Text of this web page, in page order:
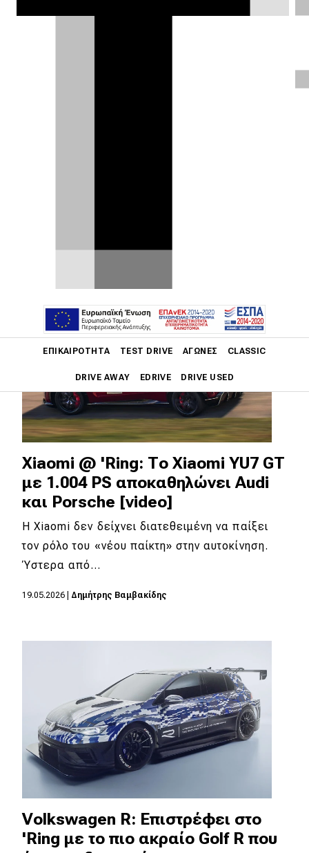
ΕΠΙΚΑΙΡΌΤΗΤΑ TEST DRIVE ΑΓΏΝΕΣ CLASSIC
DRIVE AWAY EDRIVE DRIVE USED
Main navigation
Επικαιρότητα
Νέα μοντέλα
Πρωτότυπα
Ελλάδα
Κόσμος
Τεχνολογία
Ασφάλεια
Απόψεις
Test Drive
Δοκιμή
Αποστολή
Συγκρίνουμε
Αγώνες
Xiaomi @ 'Ring: Το Xiaomi YU7 GT
με 1.004 PS αποκαθηλώνει Audi
και Porsche [video]
Η Xiaomi δεν δείχνει διατεθειμένη να παίξει
τον ρόλο του «νέου παίκτη» στην αυτοκίνηση.
Ύστερα από…
19.05.2026 Δημήτρης Βαμβακίδης
Volkswagen R: Επιστρέφει στο
'Ring με το πιο ακραίο Golf R που